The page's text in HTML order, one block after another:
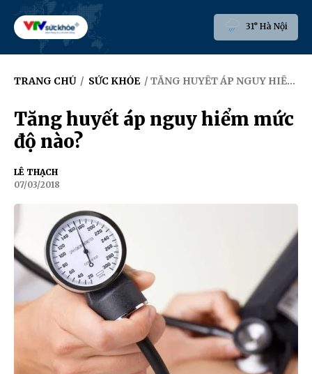
31° Hà Nội
TRANG CHỦ / SỨC KHỎE / TĂNG HUYẾT ÁP NGUY HIỂM MỨC ĐỘ NÀO?
Tăng huyết áp nguy hiểm mức
độ nào?
LÊ THẠCH
07/03/2018